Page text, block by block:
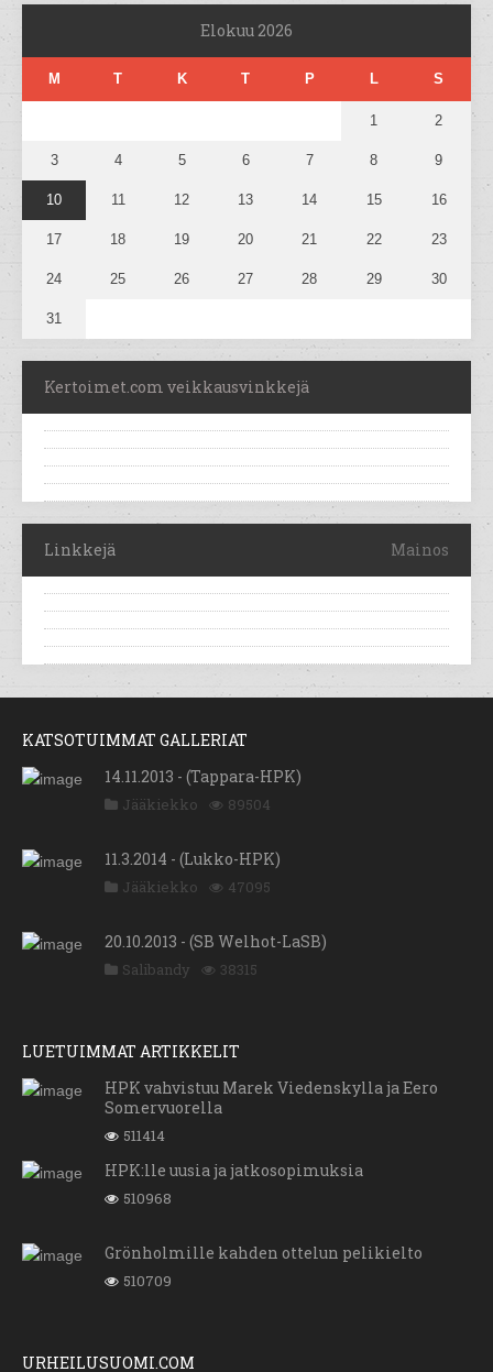
Elokuu 2026
M T K T P L S
1 2
3 4 5 6 7 8 9
10 11 12 13 14 15 16
17 18 19 20 21 22 23
24 25 26 27 28 29 30
31
Kertoimet.com veikkausvinkkejä
Linkkejä Mainos
KATSOTUIMMAT GALLERIAT
14.11.2013 - (Tappara-HPK)
Jääkiekko 89504
11.3.2014 - (Lukko-HPK)
Jääkiekko 47095
20.10.2013 - (SB Welhot-LaSB)
Salibandy 38315
LUETUIMMAT ARTIKKELIT
HPK vahvistuu Marek Viedenskylla ja Eero
Somervuorella
511414
HPK:lle uusia ja jatkosopimuksia
510968
Grönholmille kahden ottelun pelikielto
510709
URHEILUSUOMI.COM